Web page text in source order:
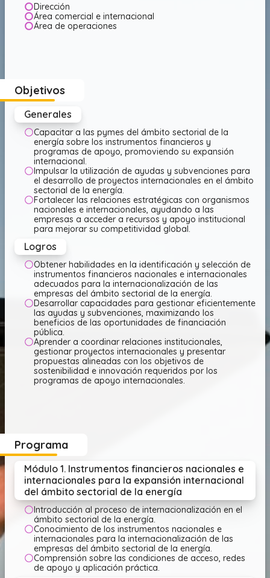
Dirección
Área comercial e internacional
Área de operaciones
Objetivos
Generales
Capacitar a las pymes del ámbito sectorial de la
energía sobre los instrumentos financieros y
programas de apoyo, promoviendo su expansión
internacional.
Impulsar la utilización de ayudas y subvenciones para
el desarrollo de proyectos internacionales en el ámbito
sectorial de la energía.
Fortalecer las relaciones estratégicas con organismos
nacionales e internacionales, ayudando a las
empresas a acceder a recursos y apoyo institucional
para mejorar su competitividad global.
Logros
Obtener habilidades en la identificación y selección de
instrumentos financieros nacionales e internacionales
adecuados para la internacionalización de las
empresas del ámbito sectorial de la energía.
Desarrollar capacidades para gestionar eficientemente
las ayudas y subvenciones, maximizando los
beneficios de las oportunidades de financiación
pública.
Aprender a coordinar relaciones institucionales,
gestionar proyectos internacionales y presentar
propuestas alineadas con los objetivos de
sostenibilidad e innovación requeridos por los
programas de apoyo internacionales.
Programa
Módulo 1. Instrumentos financieros nacionales e
internacionales para la expansión internacional
del ámbito sectorial de la energía
Introducción al proceso de internacionalización en el
ámbito sectorial de la energía.
Conocimiento de los instrumentos nacionales e
internacionales para la internacionalización de las
empresas del ámbito sectorial de la energía.
Comprensión sobre las condiciones de acceso, redes
de apoyo y aplicación práctica.